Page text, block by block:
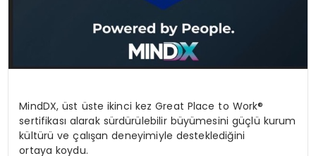
MindDX, üst üste ikinci kez Great Place to Work®
sertifikası alarak sürdürülebilir büyümesini güçlü kurum
kültürü ve çalışan deneyimiyle desteklediğini
ortaya koydu.